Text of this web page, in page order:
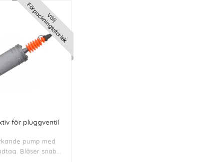
Välj
Förpackningsstorlek
för pluggventil
pump med
Blåser snabbt